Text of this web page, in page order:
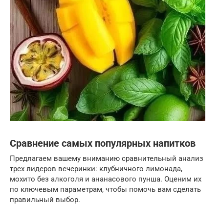
Сравнение самых популярных напитков
Предлагаем вашему вниманию сравнительный анализ
трех лидеров вечеринки: клубничного лимонада,
мохито без алкоголя и ананасового пунша. Оценим их
по ключевым параметрам, чтобы помочь вам сделать
правильный выбор.